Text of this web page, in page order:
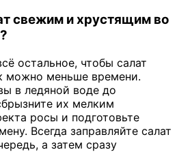
свежим и хрустящим во
остальное, чтобы салат
можно меньше времени.
в ледяной воде до
их мелким
росы и подготовьте
Всегда заправляйте салат
а затем сразу